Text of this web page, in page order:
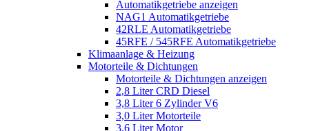
Automatikgetriebe anzeigen
NAG1 Automatikgetriebe
42RLE Automatikgetriebe
45RFE / 545RFE Automatikgetriebe
Klimaanlage & Heizung
Motorteile & Dichtungen
Motorteile & Dichtungen anzeigen
2,8 Liter CRD Diesel
3,8 Liter 6 Zylinder V6
3,0 Liter Motorteile
3,6 Liter Motor